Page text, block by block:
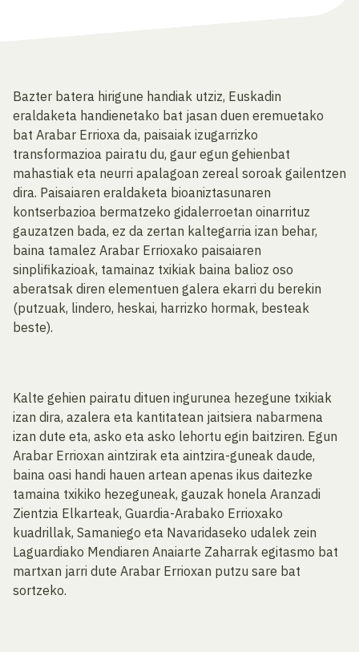
Bazter batera hirigune handiak utziz, Euskadin
eraldaketa handienetako bat jasan duen eremuetako
bat Arabar Errioxa da, paisaiak izugarrizko
transformazioa pairatu du, gaur egun gehienbat
mahastiak eta neurri apalagoan zereal soroak gailentzen
dira. Paisaiaren eraldaketa bioaniztasunaren
kontserbazioa bermatzeko gidalerroetan oinarrituz
gauzatzen bada, ez da zertan kaltegarria izan behar,
baina tamalez Arabar Errioxako paisaiaren
sinplifikazioak, tamainaz txikiak baina balioz oso
aberatsak diren elementuen galera ekarri du berekin
(putzuak, lindero, heskai, harrizko hormak, besteak
beste).
Kalte gehien pairatu dituen ingurunea hezegune txikiak
izan dira, azalera eta kantitatean jaitsiera nabarmena
izan dute eta, asko eta asko lehortu egin baitziren. Egun
Arabar Errioxan aintzirak eta aintzira-guneak daude,
baina oasi handi hauen artean apenas ikus daitezke
tamaina txikiko hezeguneak, gauzak honela Aranzadi
Zientzia Elkarteak, Guardia-Arabako Errioxako
kuadrillak, Samaniego eta Navaridaseko udalek zein
Laguardiako Mendiaren Anaiarte Zaharrak egitasmo bat
martxan jarri dute Arabar Errioxan putzu sare bat
sortzeko.